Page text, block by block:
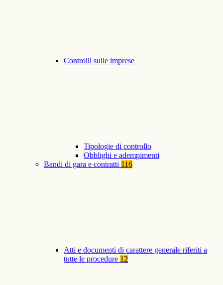
Controlli sulle imprese
Tipologie di controllo
Obblighi e adempimenti
Bandi di gara e contratti 116
Atti e documenti di carattere generale riferiti a
tutte le procedure 12